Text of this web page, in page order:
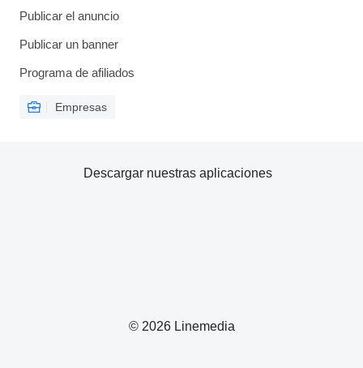
Publicar el anuncio
Publicar un banner
Programa de afiliados
Empresas
© 2026 Linemedia
Descargar nuestras aplicaciones